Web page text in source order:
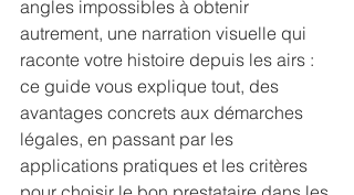
angles impossibles à obtenir
autrement, une narration visuelle qui
raconte votre histoire depuis les airs :
ce guide vous explique tout, des
avantages concrets aux démarches
légales, en passant par les
applications pratiques et les critères